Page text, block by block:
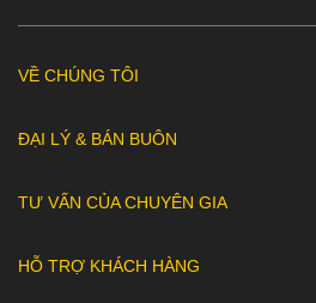
VỀ CHÚNG TÔI
ĐẠI LÝ & BÁN BUÔN
TƯ VẤN CỦA CHUYÊN GIA
HỖ TRỢ KHÁCH HÀNG